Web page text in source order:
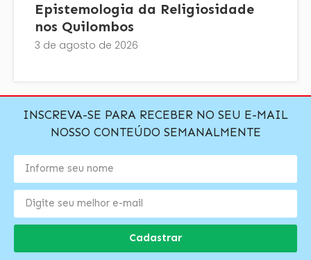
Epistemologia da Religiosidade
nos Quilombos
3 de agosto de 2026
INSCREVA-SE PARA RECEBER NO SEU E-MAIL
NOSSO CONTEÚDO SEMANALMENTE
Cadastrar